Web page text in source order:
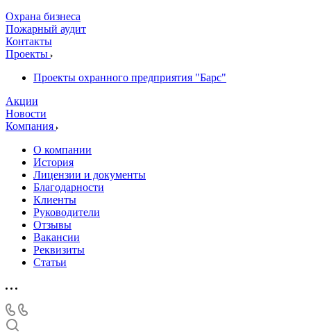
Охрана бизнеса
Пожарный аудит
Контакты
Проекты
Проекты охранного предприятия "Барс"
Акции
Новости
Компания
О компании
История
Лицензии и документы
Благодарности
Клиенты
Руководители
Отзывы
Вакансии
Реквизиты
Статьи